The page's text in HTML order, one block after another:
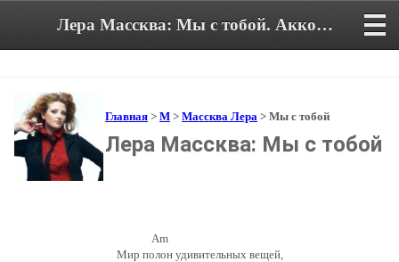
Лера Массква: Мы с тобой. Аккорды и текст песни
Главная > М > Массква Лера > Мы с тобой
Лера Массква: Мы с тобой
Am
Мир полон удивительных вещей,